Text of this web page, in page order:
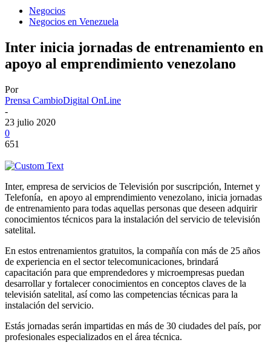
Negocios
Negocios en Venezuela
Inter inicia jornadas de entrenamiento en
apoyo al emprendimiento venezolano
Por
Prensa CambioDigital OnLine
-
23 julio 2020
0
651
Inter, empresa de servicios de Televisión por suscripción, Internet y
Telefonía, en apoyo al emprendimiento venezolano, inicia jornadas
de entrenamiento para todas aquellas personas que deseen adquirir
conocimientos técnicos para la instalación del servicio de televisión
satelital.
En estos entrenamientos gratuitos, la compañía con más de 25 años
de experiencia en el sector telecomunicaciones, brindará
capacitación para que emprendedores y microempresas puedan
desarrollar y fortalecer conocimientos en conceptos claves de la
televisión satelital, así como las competencias técnicas para la
instalación del servicio.
Estás jornadas serán impartidas en más de 30 ciudades del país, por
profesionales especializados en el área técnica.